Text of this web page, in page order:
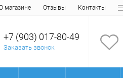
магазине Отзывы Контакты
+7 (903) 017-80-49
Заказать звонок